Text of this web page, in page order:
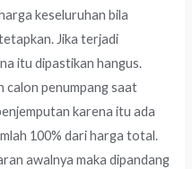
keseluruhan bila
Jika terjadi
itu dipastikan hangus.
calon penumpang saat
karena itu ada
100% dari harga total.
awalnya maka dipandang